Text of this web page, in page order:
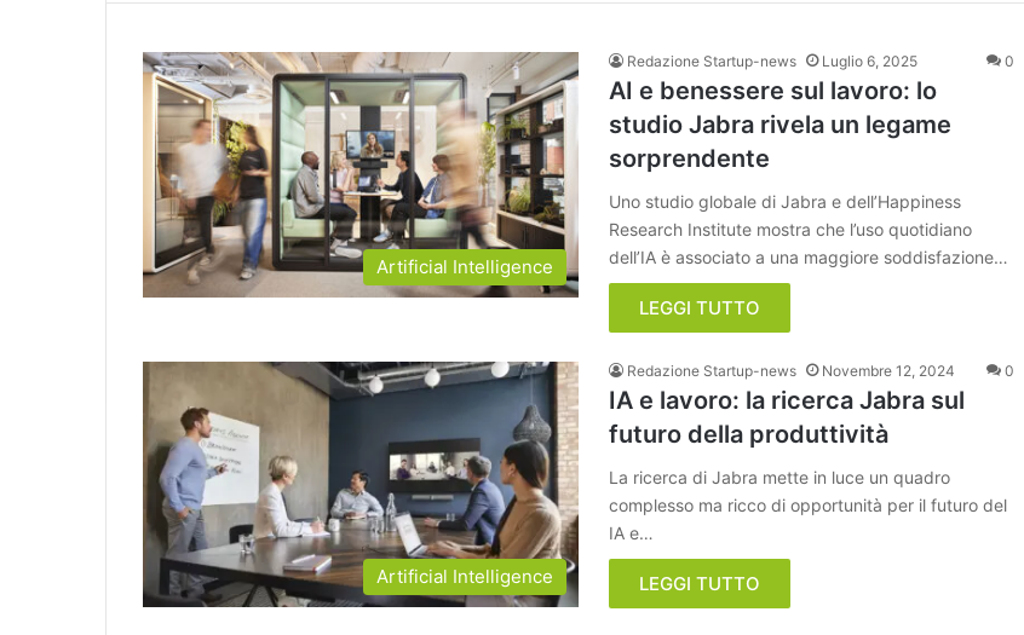
Artificial Intelligence
Redazione Startup-news Luglio 6, 2025 0
AI e benessere sul lavoro: lo
studio Jabra rivela un legame
sorprendente
Uno studio globale di Jabra e dell’Happiness
Research Institute mostra che l’uso quotidiano
dell’IA è associato a una maggiore soddisfazione…
LEGGI TUTTO
Artificial Intelligence
Redazione Startup-news Novembre 12, 2024 0
IA e lavoro: la ricerca Jabra sul
futuro della produttività
La ricerca di Jabra mette in luce un quadro
complesso ma ricco di opportunità per il futuro del
IA e…
LEGGI TUTTO